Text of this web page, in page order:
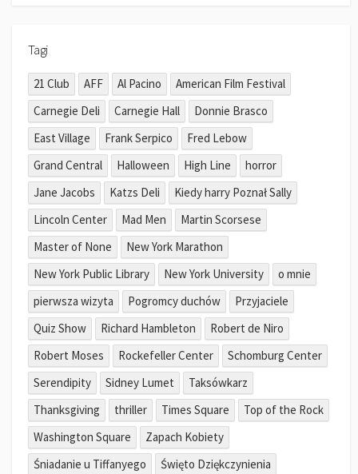
Tagi
21 Club AFF Al Pacino
American Film Festival
Carnegie Deli
Carnegie Hall
Donnie Brasco
East Village
Frank Serpico
Fred Lebow
Grand Central
Halloween High Line
horror
Jane Jacobs
Katzs Deli
Kiedy harry Poznał Sally
Lincoln Center
Mad Men
Martin Scorsese
Master of None
New York Marathon
New York Public Library
New York University
o mnie
pierwsza wizyta
Pogromcy duchów
Przyjaciele
Quiz Show
Richard Hambleton
Robert de Niro
Robert Moses
Rockefeller Center
Schomburg Center
Serendipity
Sidney Lumet
Taksówkarz
Thanksgiving
thriller Times Square
Top of the Rock
Washington Square
Zapach Kobiety
Śniadanie u Tiffanyego
Święto Dziękczynienia